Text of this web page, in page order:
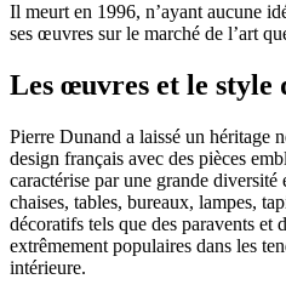
Il meurt en 1996, n’ayant aucune
ses œuvres sur le marché de l’art
Les œuvres et le style
Pierre Dunand a laissé un héritage
design français avec des pièces
caractérise par une grande diversité
chaises, tables, bureaux, lampes,
décoratifs tels que des paravents et
extrêmement populaires dans les
intérieure.